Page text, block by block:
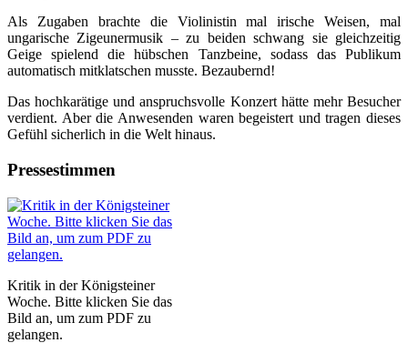
Als Zugaben brachte die Violinistin mal irische Weisen, mal
ungarische Zigeunermusik – zu beiden schwang sie gleichzeitig
Geige spielend die hübschen Tanzbeine, sodass das Publikum
automatisch mitklatschen musste. Bezaubernd!
Das hochkarätige und anspruchsvolle Konzert hätte mehr Besucher
verdient. Aber die Anwesenden waren begeistert und tragen dieses
Gefühl sicherlich in die Welt hinaus.
Pressestimmen
Kritik in der Königsteiner
Woche. Bitte klicken Sie das
Bild an, um zum PDF zu
gelangen.